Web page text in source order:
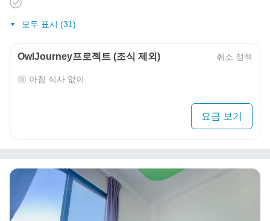
모두 표시 (31)
OwlJourney프로젝트 (조식 제외) 취소 정책
아침 식사 없이
요금 보기